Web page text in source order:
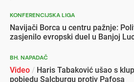
KONFERENCIJSKA LIGA
Navijači Borca u centru pažnje:
zasjenilo evropski duel u Banjoj
BH. NAPADAČ
Video / Haris Tabaković ušao s
pobjedu Salcburgu protiv Pafosa